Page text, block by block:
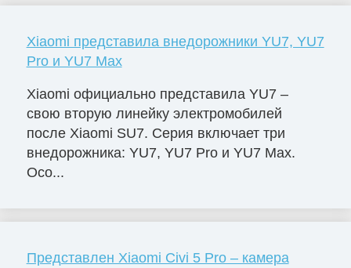
Xiaomi представила внедорожники YU7, YU7
Pro и YU7 Max
Xiaomi официально представила YU7 –
свою вторую линейку электромобилей
после Xiaomi SU7. Серия включает три
внедорожника: YU7, YU7 Pro и YU7 Max.
Осо...
Представлен Xiaomi Civi 5 Pro – камера